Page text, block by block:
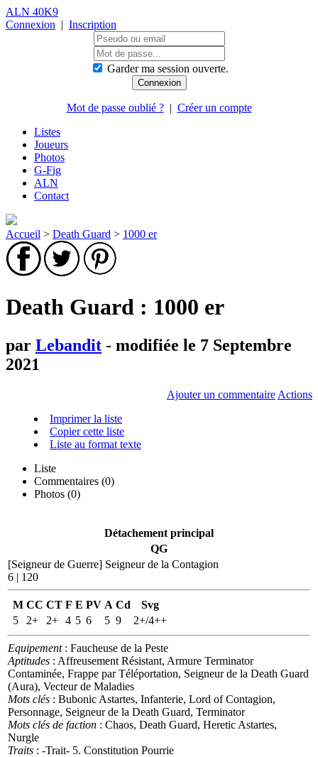
ALN 40K9
Connexion | Inscription
Garder ma session ouverte.
Mot de passe oublié ?| Créer un compte
Listes
Joueurs
Photos
G-Fig
ALN
Contact
Accueil > Death Guard > 1000 er
Death Guard : 1000 er
par Lebandit - modifiée le 7 Septembre
2021
Ajouter un commentaire Actions
Imprimer la liste
Copier cette liste
Liste au format texte
Liste
Commentaires (0)
Photos (0)
Détachement principal
QG
[Seigneur de Guerre] Seigneur de la Contagion
6 | 120
M CC CT F E PV A Cd
Svg
5
2+ 2+ 4 5 6 5 9 2+/4++
Equipement: Faucheuse de la Peste
Aptitudes : Affreusement Résistant, Armure Terminator
Contaminée, Frappe par Téléportation, Seigneur de la Death Guard
(Aura), Vecteur de Maladies
Mots clés : Bubonic Astartes, Infanterie, Lord of Contagion,
Personnage, Seigneur de la Death Guard, Terminator
Mots clés de faction : Chaos, Death Guard, Heretic Astartes,
Nurgle
Traits : -Trait- 5. Constitution Pourrie